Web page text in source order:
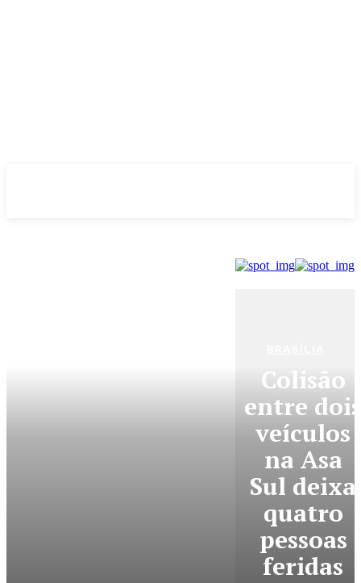
Colisão
entre dois
veículos
na Asa
Sul deixa
quatro
pessoas
feridas